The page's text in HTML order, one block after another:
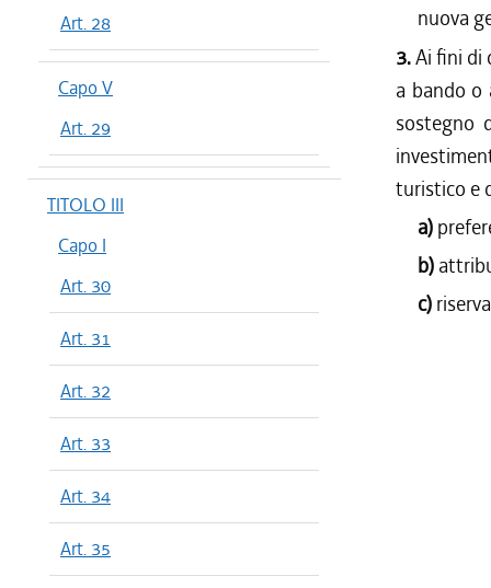
Art. 28
Capo V
Art. 29
TITOLO III
Capo I
Art. 30
Art. 31
Art. 32
Art. 33
Art. 34
Art. 35
nuova
3.Ai fini di
a bando o
sostegno
turistico e
a)
b)
c)